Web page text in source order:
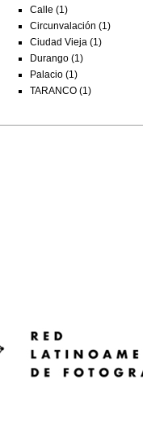
Calle (1)
Circunvalación (1)
Ciudad Vieja (1)
Durango (1)
Palacio (1)
TARANCO (1)